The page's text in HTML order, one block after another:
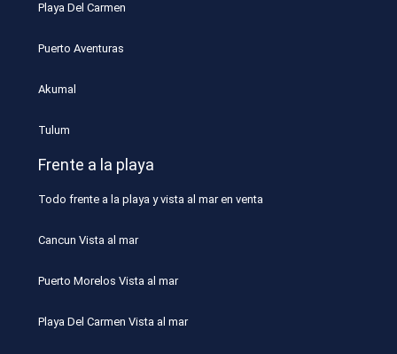
Playa Del Carmen
Puerto Aventuras
Akumal
Tulum
Frente a la playa
Todo frente a la playa y vista al mar en venta
Cancun Vista al mar
Puerto Morelos Vista al mar
Playa Del Carmen Vista al mar